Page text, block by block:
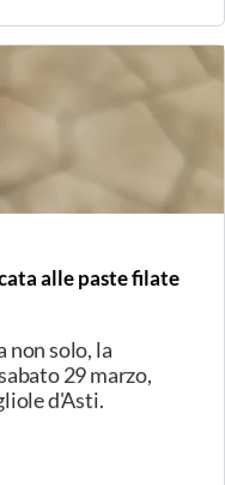
da Sandro
Produttori.